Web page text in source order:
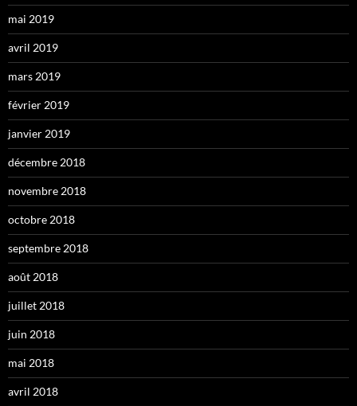
mai 2019
avril 2019
mars 2019
février 2019
janvier 2019
décembre 2018
novembre 2018
octobre 2018
septembre 2018
août 2018
juillet 2018
juin 2018
mai 2018
avril 2018